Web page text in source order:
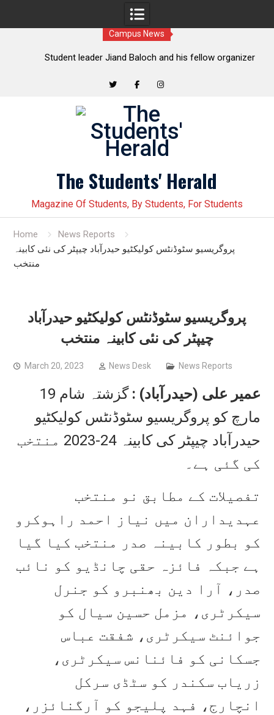
Campus News
Student leader Jiand Baloch and his fellow organizer
The Students' Herald
Magazine Of Students, By Students, For Students
Home
News Reports
پروگریسیو سٹوڈنٹس کولیکٹیو حیدرآباد چیپٹر کی نئی کابینہ
منتخب
پروگریسیو سٹوڈنٹس کولیکٹیو حیدرآباد
چیپٹر کی نئی کابینہ منتخب
March 20, 2023 News Desk News Reports
عمیر علی (حیدرآباد) :
گزشتہ شام 19
مارچ کو پروگریسیو سٹوڈنٹس کولیکٹیو
حیدرآباد چیپٹر کی کابینہ 24-2023 منتخب
کی گئی ہے۔
تفصیلات کے مطابق نو منتخب
عہدیداران میں نیاز احمد راہوکرو
کو بطور کابینہ صدر منتخب کیا گیا
ہے جبکہ فائزہ حقی چانڈیو کو نائب
صدر، آرا دین بھنبرو کو جنرل
سیکرٹری، مزمل حسین سیال کو
جوائنٹ سیکرٹری، شفقت عباس
جسکانی کو فائنانس سیکرٹری،
زریاب سکندر کو سٹڈی سرکل
انچارج، فہد پلیجو کو آرگنائزر،